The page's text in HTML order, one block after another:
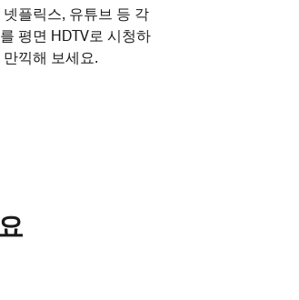
플릭스, 유튜브 등 각
평면 HDTV로 시청하
끽해 보세요.